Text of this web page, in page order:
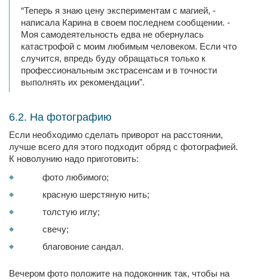
“Теперь я знаю цену экспериментам с магией, -
написала Карина в своем последнем сообщении. -
Моя самодеятельность едва не обернулась
катастрофой с моим любимым человеком. Если что
случится, впредь буду обращаться только к
профессиональным экстрасенсам и в точности
выполнять их рекомендации”.
6.2. На фотографию
Если необходимо сделать приворот на расстоянии,
лучше всего для этого подходит обряд с фотографией.
К новолунию надо приготовить:
фото любимого;
красную шерстяную нить;
толстую иглу;
свечу;
благовоние сандал.
Вечером фото положите на подоконник так, чтобы на